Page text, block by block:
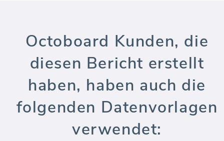
Octoboard Kunden, die
diesen Bericht erstellt
haben, haben auch die
folgenden Datenvorlagen
verwendet: